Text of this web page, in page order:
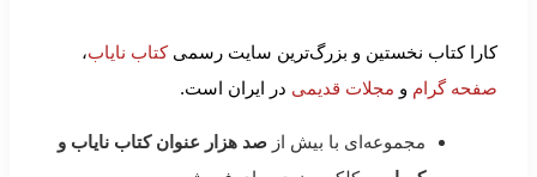
کارا کتاب نخستین و بزرگ‌ترین سایت رسمیکتاب نایاب،
صفحه گرام و مجلات قدیمی در ایران است.
مجموعه‌ای با بیش از صد هزار عنوان کتاب نایاب و